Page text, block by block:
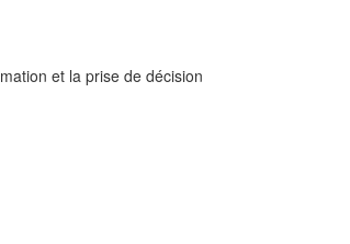
et la prise de décision